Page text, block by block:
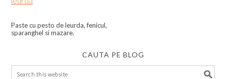
Paste cu pesto de leurda, fenicul,
sparanghel si mazare.
CAUTA PE BLOG